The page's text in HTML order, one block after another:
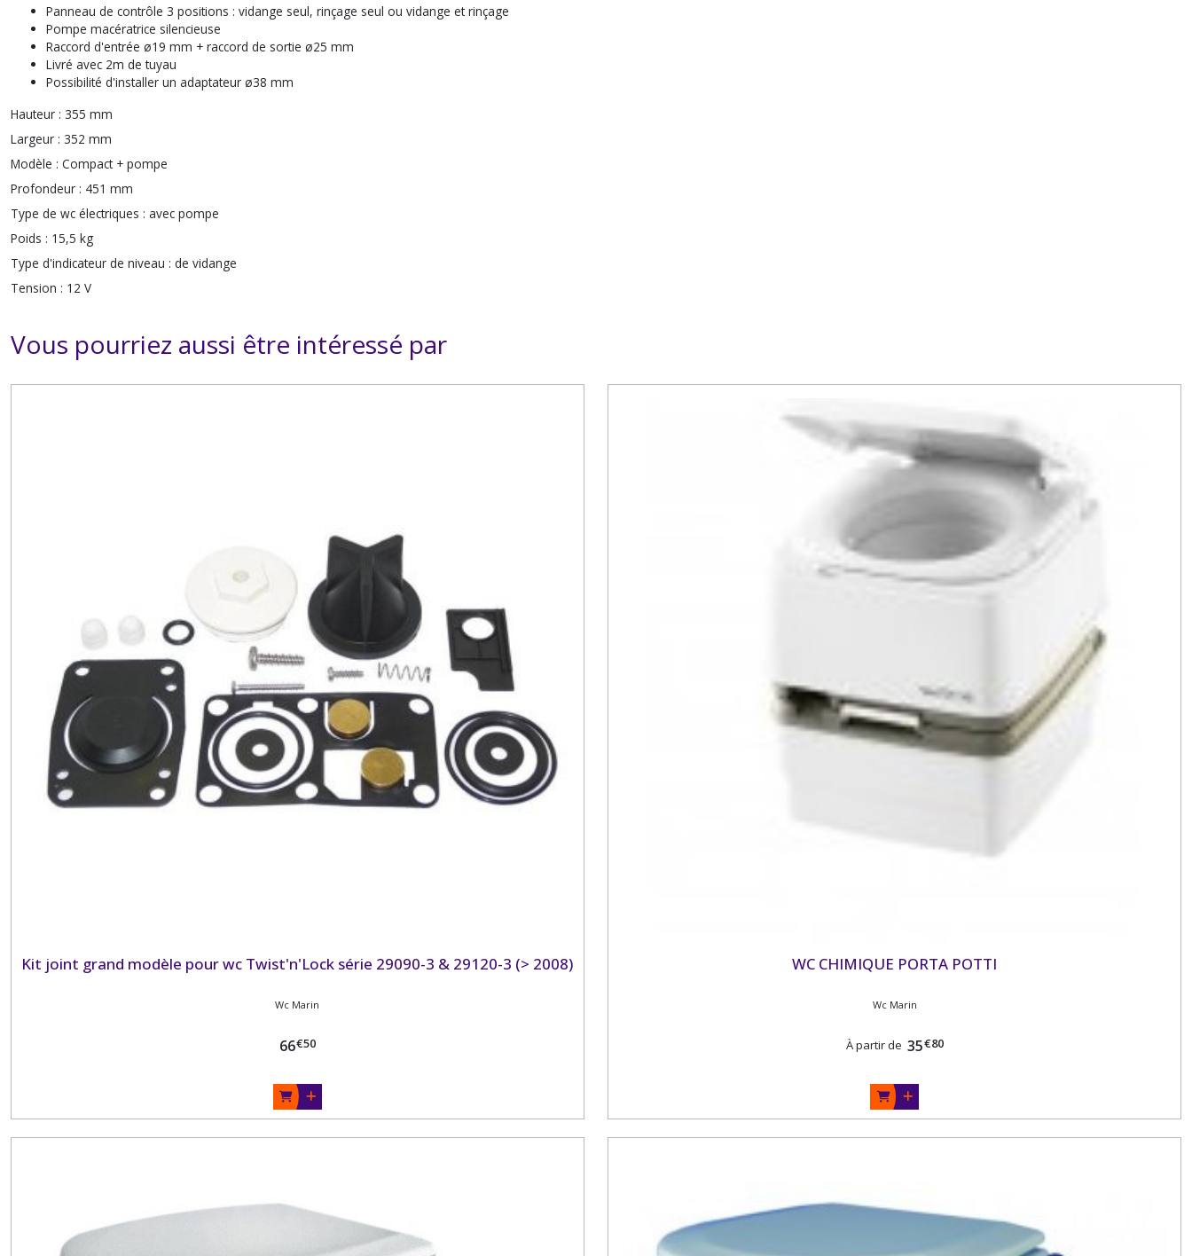
Panneau de contrôle 3 positions : vidange seul, rinçage seul ou vidange et rinçage
Pompe macératrice silencieuse
Raccord d'entrée ø19 mm + raccord de sortie ø25 mm
Livré avec 2m de tuyau
Possibilité d'installer un adaptateur ø38 mm
Hauteur : 355 mm
Largeur : 352 mm
Modèle : Compact + pompe
Profondeur : 451 mm
Type de wc électriques : avec pompe
Poids : 15,5 kg
Type d'indicateur de niveau : de vidange
Tension : 12 V
Vous pourriez aussi être intéressé par
Kit joint grand modèle pour wc Twist'n'Lock série 29090-3 & 29120-3 (> 2008)
Wc Marin
66€50
WC CHIMIQUE PORTA POTTI
Wc Marin
À partir de 35€80